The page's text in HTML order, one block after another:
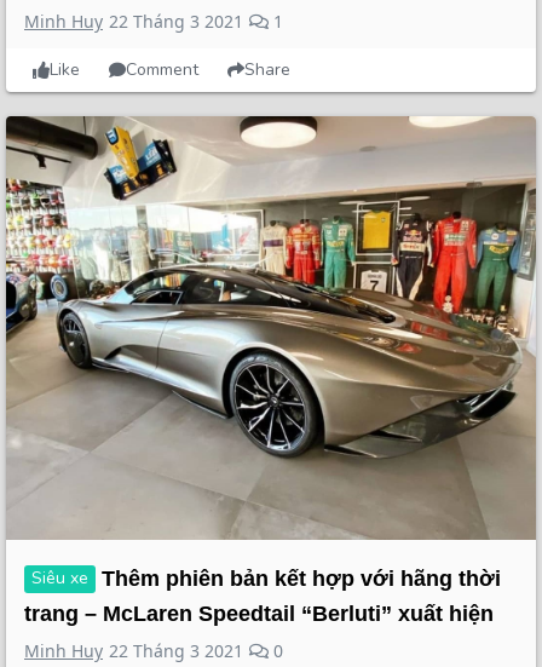
Minh Huy 22 Tháng 3 2021 1
Like Comment Share
Siêu xe
Thêm phiên bản kết hợp với hãng thời
trang – McLaren Speedtail “Berluti” xuất hiện
Minh Huy 22 Tháng 3 2021 0